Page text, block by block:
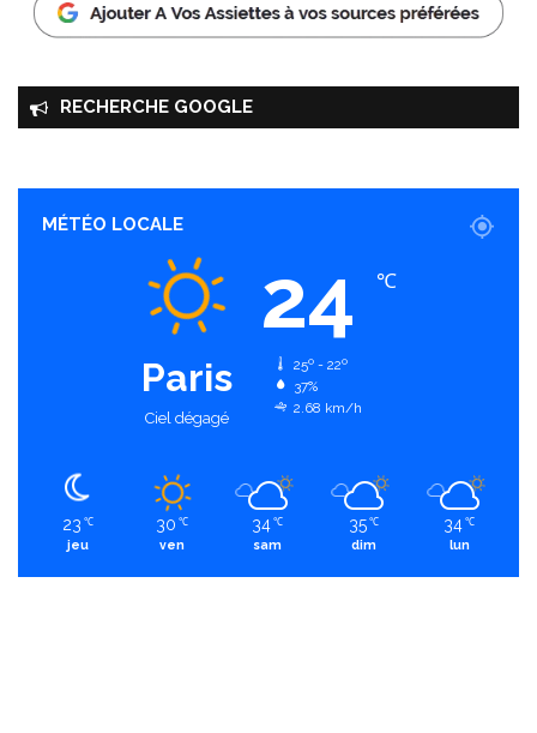
RECHERCHE GOOGLE
MÉTÉO LOCALE
Paris
Ciel dégagé
24 ℃
25º - 22º
37%
2.68 km/h
23 ℃
jeu
30 ℃
ven
34 ℃
sam
35 ℃
dim
34 ℃
lun